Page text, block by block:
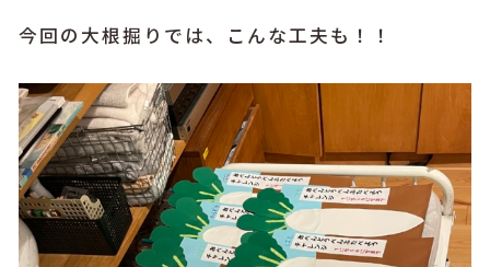
今回の大根掘りでは、こんな工夫も！！